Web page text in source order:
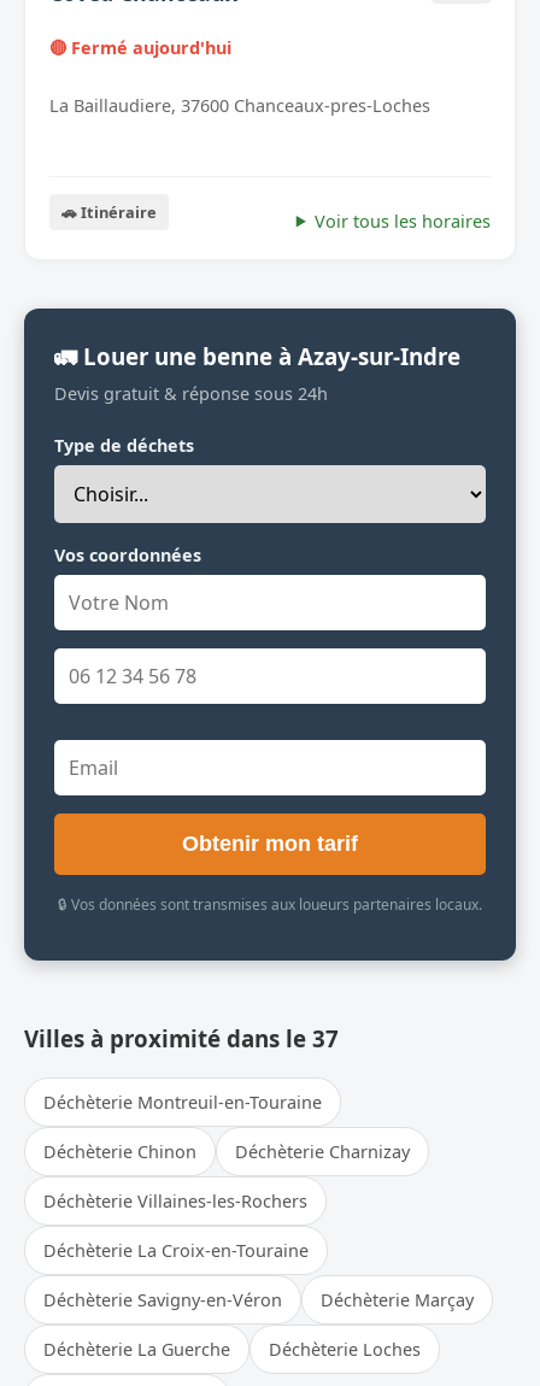
🔴 Fermé aujourd'hui
La Baillaudiere, 37600 Chanceaux-pres-Loches
🚗 Itinéraire Voir tous les horaires
🚛 Louer une benne à Azay-sur-Indre
Devis gratuit & réponse sous 24h
Type de déchets
Vos coordonnées
Obtenir mon tarif
🔒 Vos données sont transmises aux loueurs partenaires locaux.
Villes à proximité dans le 37
Déchèterie Montreuil-en-Touraine
Déchèterie Chinon Déchèterie Charnizay
Déchèterie Villaines-les-Rochers
Déchèterie La Croix-en-Touraine
Déchèterie Savigny-en-Véron Déchèterie Marçay
Déchèterie La Guerche Déchèterie Loches